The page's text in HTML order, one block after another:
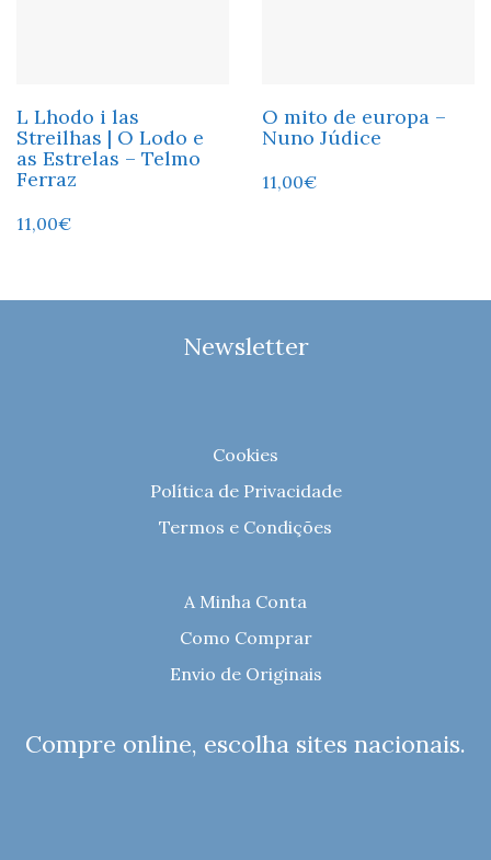
L Lhodo i las
Streilhas | O Lodo e
as Estrelas – Telmo
Ferraz
11,00€
O mito de europa –
Nuno Júdice
11,00€
Newsletter
Cookies
Política de Privacidade
Termos e Condições
A Minha Conta
Como Comprar
Envio de Originais
Compre online, escolha sites nacionais.